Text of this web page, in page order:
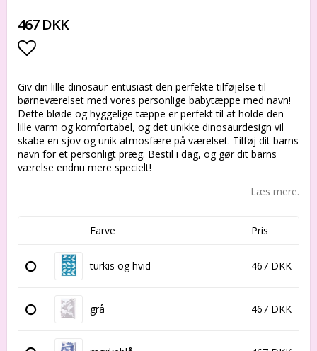
467 DKK
Giv din lille dinosaur-entusiast den perfekte tilføjelse til
børneværelset med vores personlige babytæppe med navn!
Dette bløde og hyggelige tæppe er perfekt til at holde den
lille varm og komfortabel, og det unikke dinosaurdesign vil
skabe en sjov og unik atmosfære på værelset. Tilføj dit barns
navn for et personligt præg. Bestil i dag, og gør dit barns
værelse endnu mere specielt!
Læs mere.
Farve Pris
turkis og hvid 467 DKK
grå 467 DKK